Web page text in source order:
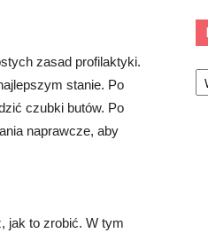
zasad profilaktyki.
stanie. Po
czubki butów. Po
naprawcze, aby
jak to zrobić. W tym